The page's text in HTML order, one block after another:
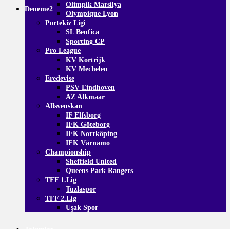
Olimpik Marsilya
Olympique Lyon
Portekiz Ligi
SL Benfica
Sporting CP
Pro League
KV Kortrijk
KV Mechelen
Eredevise
PSV Eindhoven
AZ Alkmaar
Allsvenskan
IF Elfsborg
IFK Göteborg
IFK Norrköping
IFK Värnamo
Championship
Sheffield United
Queens Park Rangers
TFF 1.Lig
Tuzlaspor
TFF 2.Lig
Uşak Spor
Deneme2